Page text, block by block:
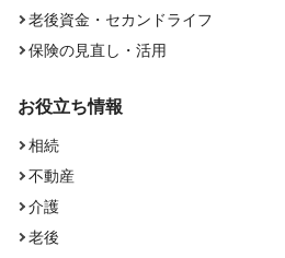
老後資金・セカンドライフ
保険の見直し・活用
お役立ち情報
相続
不動産
介護
老後